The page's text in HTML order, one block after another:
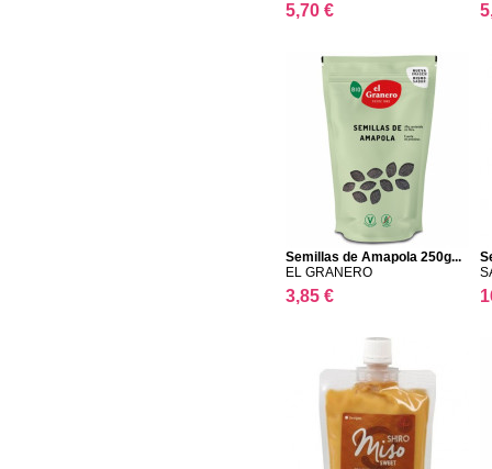
5,70 €
Semillas de Amapola 250g...
EL GRANERO
3,85 €